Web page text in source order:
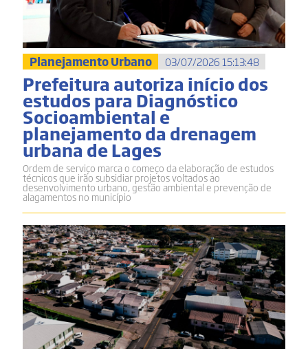
Planejamento Urbano 03/07/2026 15:13:48
Prefeitura autoriza início dos
estudos para Diagnóstico
Socioambiental e
planejamento da drenagem
urbana de Lages
Ordem de serviço marca o começo da elaboração de estudos
técnicos que irão subsidiar projetos voltados ao
desenvolvimento urbano, gestão ambiental e prevenção de
alagamentos no município